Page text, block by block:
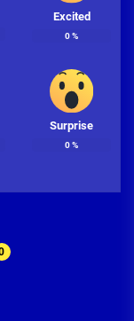
Excited
0%
Surprise
0%